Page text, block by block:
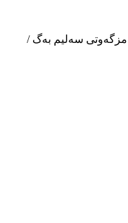
مزگەوتی سەلیم بەگ /